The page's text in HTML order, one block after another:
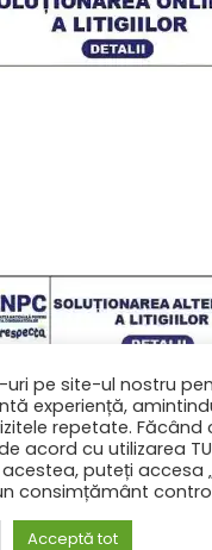
uri pe site-ul nostru
experiență,
repetate. Făcând
acord cu utilizarea
puteți accesa
consimțământ
Acceptă tot